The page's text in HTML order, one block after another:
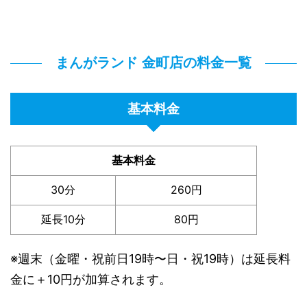
まんがランド 金町店の料金一覧
基本料金
基本料金
30分 260円
延長10分 80円
※週末（金曜・祝前日19時〜日・祝19時）は延長料
金に＋10円が加算されます。